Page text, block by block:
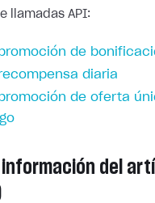
llamadas API:
de
diaria
de oferta
del